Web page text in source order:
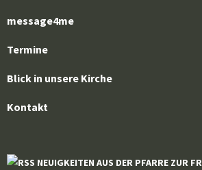
message4me
Termine
Blick in unsere Kirche
Kontakt
NEUIGKEITEN AUS DER PFARRE ZUR